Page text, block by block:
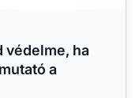
védelme, ha
a